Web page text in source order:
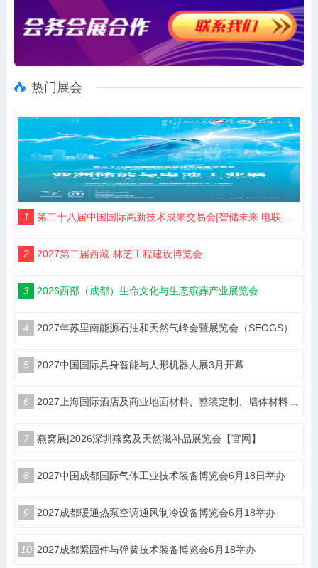
热门展会
1 第二十八届中国国际高新技术成果交易会|智储未来 电联高交
2 2027第二届西藏·林芝工程建设博览会
3 2026西部（成都）生命文化与生态殡葬产业展览会
4 2027年苏里南能源石油和天然气峰会暨展览会（SEOGS）
5 2027中国国际具身智能与人形机器人展3月开幕
6 2027上海国际酒店及商业地面材料、整装定制、墙体材料及精品设计、智慧酒店、照明及智能控制博览会 展位火热销售中！
7 燕窝展|2026深圳燕窝及天然滋补品展览会【官网】
8 2027中国成都国际气体工业技术装备博览会6月18日举办
9 2027成都暖通热泵空调通风制冷设备博览会6月18举办
10 2027成都紧固件与弹簧技术装备博览会6月18举办